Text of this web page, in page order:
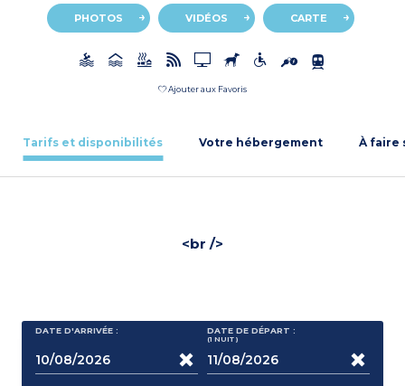
PHOTOS VIDÉOS CARTE
Ajouter aux Favoris
Tarifs et disponibilités Votre hébergement À faire
<br />
DATE D'ARRIVÉE : DATE DE DÉPART :
(1 NUIT )